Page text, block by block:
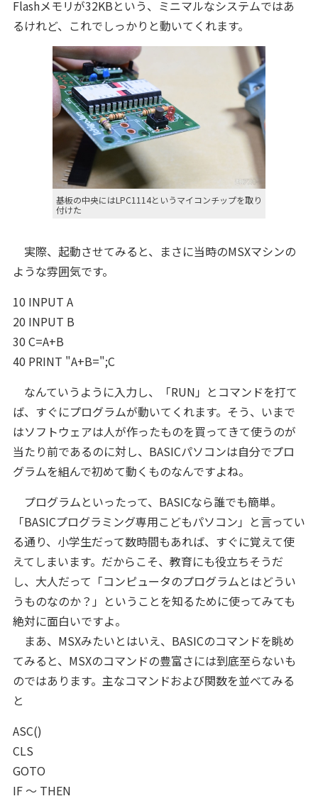
Flashメモリが32KBという、ミニマルなシステムではあ
るけれど、これでしっかりと動いてくれます。
基板の中央にはLPC1114というマイコンチップを取り
付けた
実際、起動させてみると、まさに当時のMSXマシンの
ような雰囲気です。
10 INPUT A
20 INPUT B
30 C=A+B
40 PRINT "A+B=";C
なんていうように入力し、「RUN」とコマンドを打て
ば、すぐにプログラムが動いてくれます。そう、いまで
はソフトウェアは人が作ったものを買ってきて使うのが
当たり前であるのに対し、BASICパソコンは自分でプロ
グラムを組んで初めて動くものなんですよね。
プログラムといったって、BASICなら誰でも簡単。
「BASICプログラミング専用こどもパソコン」と言ってい
る通り、小学生だって数時間もあれば、すぐに覚えて使
えてしまいます。だからこそ、教育にも役立ちそうだ
し、大人だって「コンピュータのプログラムとはどうい
うものなのか？」ということを知るために使ってみても
絶対に面白いですよ。
まあ、MSXみたいとはいえ、BASICのコマンドを眺め
てみると、MSXのコマンドの豊富さには到底至らないも
のではあります。主なコマンドおよび関数を並べてみる
と
ASC()
CLS
GOTO
IF ～ THEN